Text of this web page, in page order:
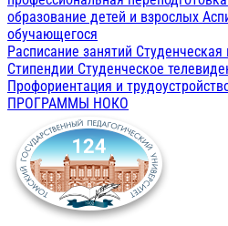
образование детей и взрослых
обучающегося
Расписание занятий Студенческая
Стипендии Студенческое
Профориентация и
ПРОГРАММЫ НОКО